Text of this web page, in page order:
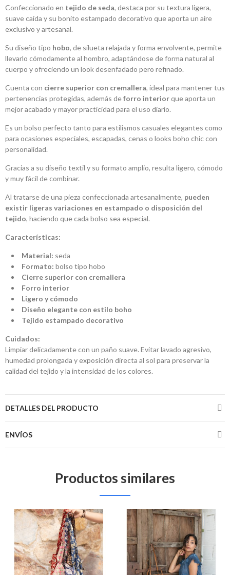
Confeccionado en tejido de seda, destaca por su textura ligera,
suave caída y su bonito estampado decorativo que aporta un aire
exclusivo y artesanal.
Su diseño tipo hobo, de silueta relajada y forma envolvente, permite
llevarlo cómodamente al hombro, adaptándose de forma natural al
cuerpo y ofreciendo un look desenfadado pero refinado.
Cuenta con cierre superior con cremallera, ideal para mantener tus
pertenencias protegidas, además deforro interiorque aporta un
mejor acabado y mayor practicidad para el uso diario.
Es un bolso perfecto tanto para estilismos casuales elegantes como
para ocasiones especiales, escapadas, cenas o looks boho chic con
personalidad.
Gracias a su diseño textil y su formato amplio, resulta ligero, cómodo
y muy fácil de combinar.
Al tratarse de una pieza confeccionada artesanalmente, pueden
existir ligeras variaciones en estampado o disposición del
tejido, haciendo que cada bolso sea especial.
Características:
Material: seda
Formato: bolso tipo hobo
Cierre superior con cremallera
Forro interior
Ligero y cómodo
Diseño elegante con estilo boho
Tejido estampado decorativo
Cuidados:
Limpiar delicadamente con un paño suave. Evitar lavado agresivo,
humedad prolongada y exposición directa al sol para preservar la
calidad del tejido y la intensidad de los colores.
DETALLES DEL PRODUCTO
ENVÍOS
Productos similares